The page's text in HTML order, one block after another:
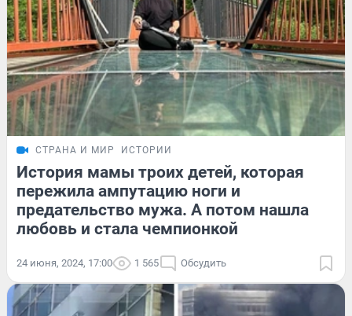
СТРАНА И МИР ИСТОРИИ
История мамы троих детей, которая
пережила ампутацию ноги и
предательство мужа. А потом нашла
любовь и стала чемпионкой
24 июня, 2024, 17:00 1 565 Обсудить